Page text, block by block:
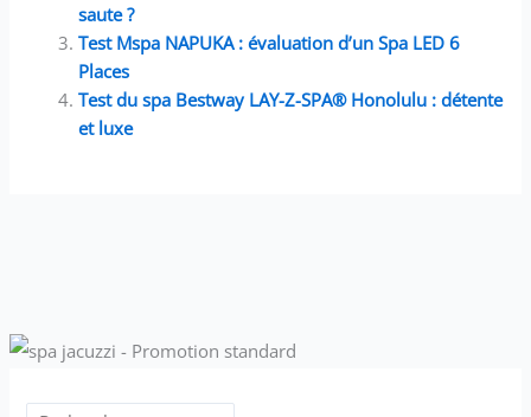
saute ?
Test Mspa NAPUKA : évaluation d’un Spa LED 6
Places
Test du spa Bestway LAY-Z-SPA® Honolulu : détente
et luxe